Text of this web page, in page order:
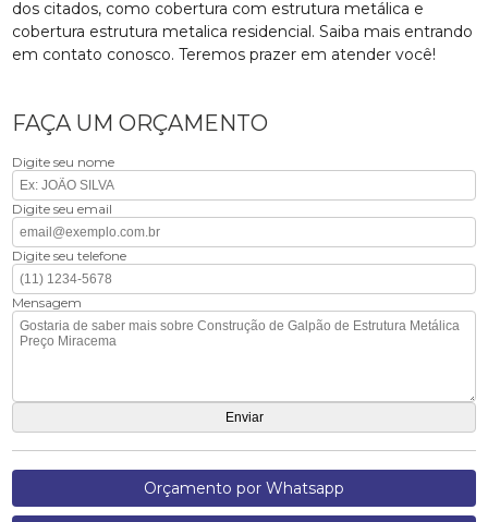
dos citados, como cobertura com estrutura metálica e
cobertura estrutura metalica residencial. Saiba mais entrando
em contato conosco. Teremos prazer em atender você!
FAÇA UM ORÇAMENTO
Digite seu nome
Digite seu email
Digite seu telefone
Mensagem
Orçamento por Whatsapp